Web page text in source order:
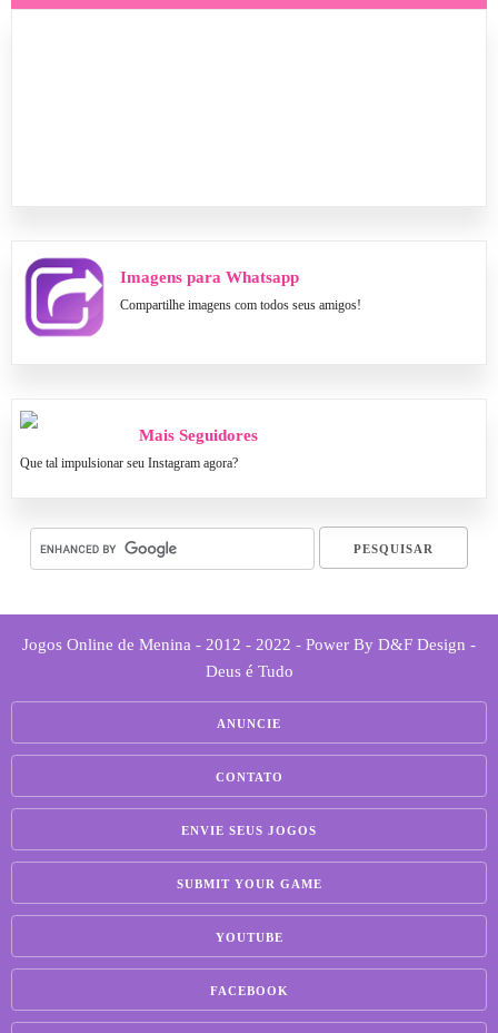
Imagens para Whatsapp
Compartilhe imagens com todos seus amigos!
Mais Seguidores
Que tal impulsionar seu Instagram agora?
Jogos Online de Menina - 2012 - 2022 - Power By D&F Design -
Deus é Tudo
ANUNCIE
CONTATO
ENVIE SEUS JOGOS
SUBMIT YOUR GAME
YOUTUBE
FACEBOOK